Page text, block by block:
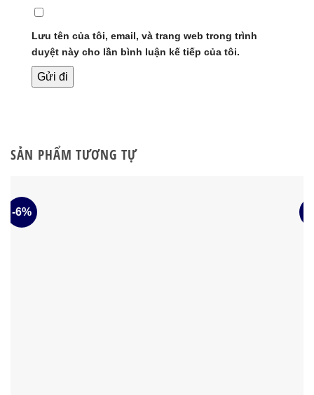
Lưu tên của tôi, email, và trang web trong trình
duyệt này cho lần bình luận kế tiếp của tôi.
SẢN PHẨM TƯƠNG TỰ
-6%